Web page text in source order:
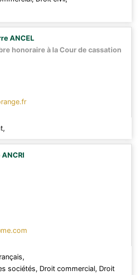
ANCEL
honoraire à la Cour de cassation
ANCRI
sociétés, Droit commercial, Droit